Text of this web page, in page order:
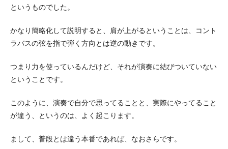
というものでした。
かなり簡略化して説明すると、肩が上がるということは、コント
ラバスの弦を指で弾く方向とは逆の動きです。
つまり力を使っているんだけど、それが演奏に結びついていない
ということです。
このように、演奏で自分で思ってることと、実際にやってること
が違う、というのは、よく起こります。
まして、普段とは違う本番であれば、なおさらです。